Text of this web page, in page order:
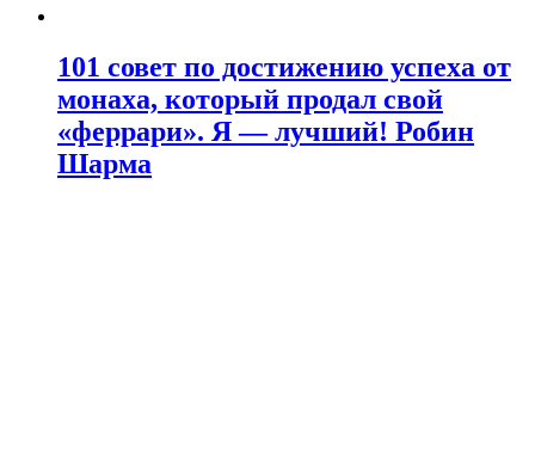
101 совет по достижению успеха от
монаха, который продал свой
«феррари». Я — лучший! Робин
Шарма